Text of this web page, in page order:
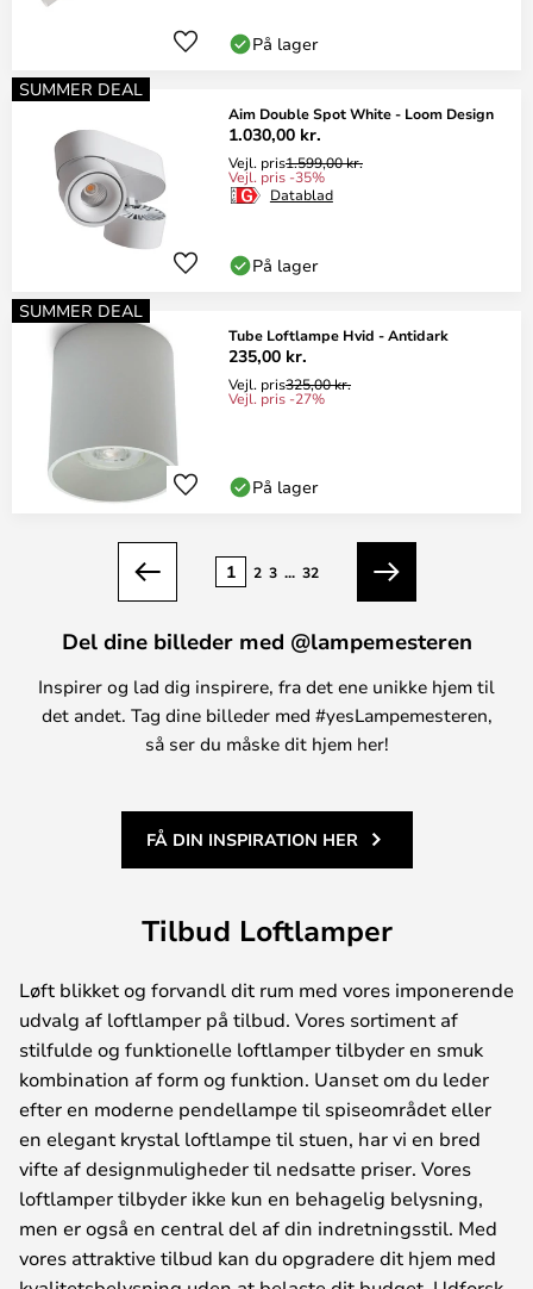
På lager
SUMMER DEAL
Aim Double Spot White - Loom Design
1.030,00 kr.
Vejl. pris1.599,00 kr.
Vejl. pris -35%
Datablad
På lager
SUMMER DEAL
Tube Loftlampe Hvid - Antidark
235,00 kr.
Vejl. pris325,00 kr.
Vejl. pris -27%
På lager
Forrige
1 2 3 ... 32
Næste
Del dine billeder med @lampemesteren
Inspirer og lad dig inspirere, fra det ene unikke hjem til
det andet. Tag dine billeder med #yesLampemesteren,
så ser du måske dit hjem her!
FÅ DIN INSPIRATION HER
Tilbud Loftlamper
Løft blikket og forvandl dit rum med vores imponerende
udvalg af loftlamper på tilbud. Vores sortiment af
stilfulde og funktionelle loftlamper tilbyder en smuk
kombination af form og funktion. Uanset om du leder
efter en moderne pendellampe til spiseområdet eller
en elegant krystal loftlampe til stuen, har vi en bred
vifte af designmuligheder til nedsatte priser. Vores
loftlamper tilbyder ikke kun en behagelig belysning,
men er også en central del af din indretningsstil. Med
vores attraktive tilbud kan du opgradere dit hjem med